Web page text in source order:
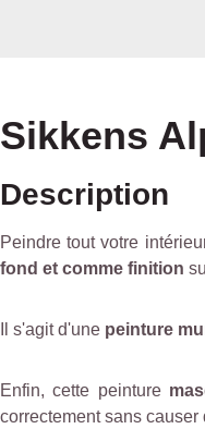
Sikkens
Description
Peindre tout votre
fond et comme finition
Il s'agit d'une peinture
Enfin, cette peinture
correctement sans